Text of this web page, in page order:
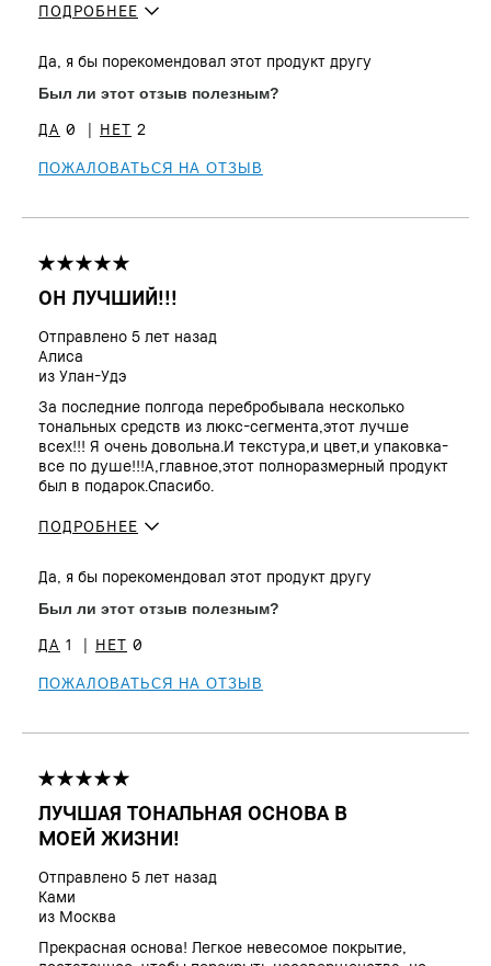
ПОДРОБНЕЕ
лет?
Тип кожи
Нормальная
Проблема(ы)
кожи
Да, я бы порекомендовал этот продукт другу
Был ли этот отзыв полезным?
0 2
ПОЖАЛОВАТЬСЯ НА ОТЗЫВ
ОН ЛУЧШИЙ!!!
Отправлено 5 лет назад
Алиса
из Улан-Удэ
За последние полгода перебробывала несколько
тональных средств из люкс-сегмента,этот лучше
всех!!! Я очень довольна.И текстура,и цвет,и упаковка-
все по душе!!!А,главное,этот полноразмерный продукт
был в подарок.Спасибо.
ПОДРОБНЕЕ
Тип кожи
Нормальная
Тон кожи
От светлого до среднего
Да, я бы порекомендовал этот продукт другу
Был ли этот отзыв полезным?
1 0
ПОЖАЛОВАТЬСЯ НА ОТЗЫВ
ЛУЧШАЯ ТОНАЛЬНАЯ ОСНОВА В
МОЕЙ ЖИЗНИ!
Отправлено 5 лет назад
Ками
из Москва
Прекрасная основа! Легкое невесомое покрытие,